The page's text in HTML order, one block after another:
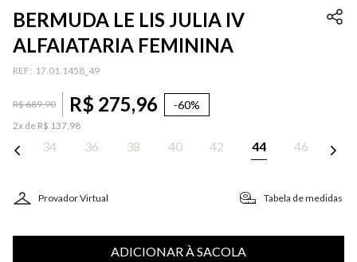
BERMUDA LE LIS JULIA IV
ALFAIATARIA FEMININA
: 17.01.1458_49
R$689,90 R$ 275,96 -60%
2x de R$ 137,98
34 36 38 40 42 44 46
Provador Virtual Tabela de medidas
ADICIONAR À SACOLA